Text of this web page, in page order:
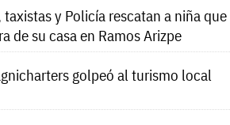
taxistas y Policía rescatan a niña que
de su casa en Ramos Arizpe
golpeó al turismo local